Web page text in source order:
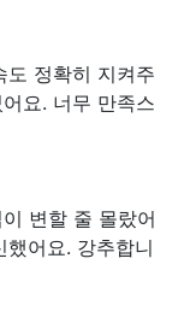
도 정확히 지켜주
요. 너무 만족스
변할 줄 몰랐어
어요. 강추합니